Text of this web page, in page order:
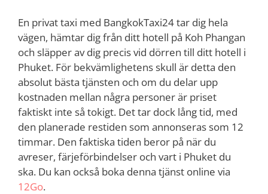
En privat taxi med BangkokTaxi24 tar dig hela
vägen, hämtar dig från ditt hotell på Koh Phangan
och släpper av dig precis vid dörren till ditt hotell i
Phuket. För bekvämlighetens skull är detta den
absolut bästa tjänsten och om du delar upp
kostnaden mellan några personer är priset
faktiskt inte så tokigt. Det tar dock lång tid, med
den planerade restiden som annonseras som 12
timmar. Den faktiska tiden beror på när du
avreser, färjeförbindelser och vart i Phuket du
ska. Du kan också boka denna tjänst online via
12Go.